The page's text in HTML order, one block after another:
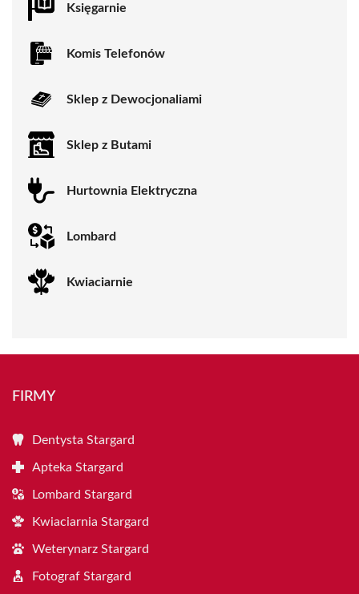
Księgarnie
Komis Telefonów
Sklep z Dewocjonaliami
Sklep z Butami
Hurtownia Elektryczna
Lombard
Kwiaciarnie
FIRMY
Dentysta Stargard
Apteka Stargard
Lombard Stargard
Kwiaciarnia Stargard
Weterynarz Stargard
Fotograf Stargard